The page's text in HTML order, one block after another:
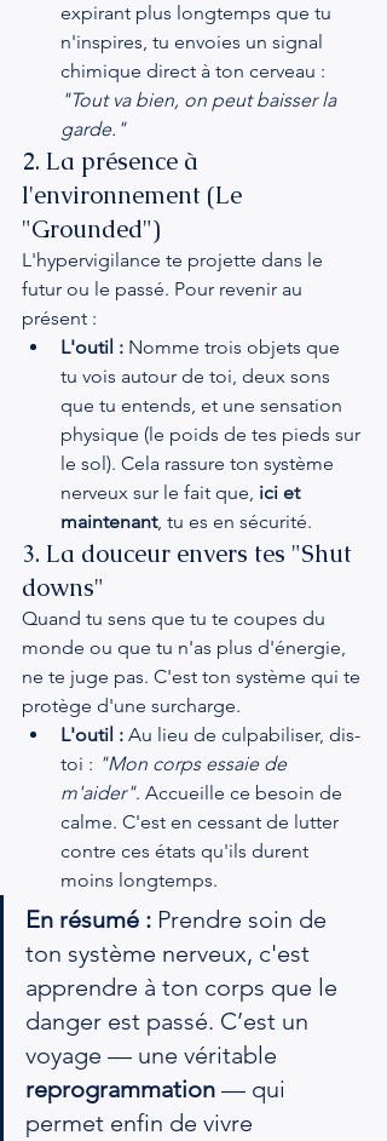
expirant plus longtemps que tu
n'inspires, tu envoies un signal
chimique direct à ton cerveau :
"Tout va bien, on peut baisser la
garde."
2. La présence à
l'environnement (Le
"Grounded")
L'hypervigilance te projette dans le
futur ou le passé. Pour revenir au
présent :
L'outil : Nomme trois objets que
tu vois autour de toi, deux sons
que tu entends, et une sensation
physique (le poids de tes pieds sur
le sol). Cela rassure ton système
nerveux sur le fait que, ici et
maintenant, tu es en sécurité.
3. La douceur envers tes "Shut
downs"
Quand tu sens que tu te coupes du
monde ou que tu n'as plus d'énergie,
ne te juge pas. C'est ton système qui te
protège d'une surcharge.
L'outil : Au lieu de culpabiliser, dis-
toi : "Mon corps essaie de
m'aider". Accueille ce besoin de
calme. C'est en cessant de lutter
contre ces états qu'ils durent
moins longtemps.
En résumé : Prendre soin de
ton système nerveux, c'est
apprendre à ton corps que le
danger est passé. C’est un
voyage — une véritable
reprogrammation — qui
permet enfin de vivre